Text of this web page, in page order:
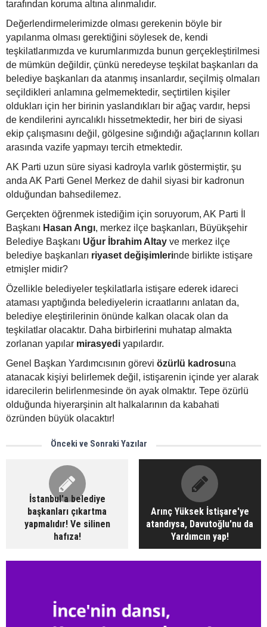
tarafından koruma altına alınmalıdır.
Değerlendirmelerimizde olması gerekenin böyle bir
yapılanma olması gerektiğini söylesek de, kendi
teşkilatlarımızda ve kurumlarımızda bunun gerçekleştirilmesi
de mümkün değildir, çünkü neredeyse teşkilat başkanları da
belediye başkanları da atanmış insanlardır, seçilmiş olmaları
seçildikleri anlamına gelmemektedir, seçtirtilen kişiler
oldukları için her birinin yaslandıkları bir ağaç vardır, hepsi
de kendilerini ayrıcalıklı hissetmektedir, her biri de siyasi
ekip çalışmasını değil, gölgesine sığındığı ağaçlarının kolları
arasında vazife yapmayı tercih etmektedir.
AK Parti uzun süre siyasi kadroyla varlık göstermiştir, şu
anda AK Parti Genel Merkez de dahil siyasi bir kadronun
olduğundan bahsedilemez.
Gerçekten öğrenmek istediğim için soruyorum, AK Parti İl
Başkanı Hasan Angı, merkez ilçe başkanları, Büyükşehir
Belediye Başkanı Uğur İbrahim Altay ve merkez ilçe
belediye başkanları riyaset değişimlerinde birlikte istişare
etmişler midir?
Özellikle belediyeler teşkilatlarla istişare ederek idareci
ataması yaptığında belediyelerin icraatlarını anlatan da,
belediye eleştirilerinin önünde kalkan olacak olan da
teşkilatlar olacaktır. Daha birbirlerini muhatap almakta
zorlanan yapılar mirasyedi yapılardır.
Genel Başkan Yardımcısının görevi özürlü kadrosuna
atanacak kişiyi belirlemek değil, istişarenin içinde yer alarak
idarecilerin belirlenmesinde ön ayak olmaktır. Tepe özürlü
olduğunda hiyerarşinin alt halkalarının da kabahati
özründen büyük olacaktır!
Önceki ve Sonraki Yazılar
İstanbul'a belediye
başkanları çıkartma
yapmalıdır! Ve silinen
hafıza!
Arınç Yüksek İstişare'ye
atandıysa, Davutoğlu'nu da
Yardımcın yap!